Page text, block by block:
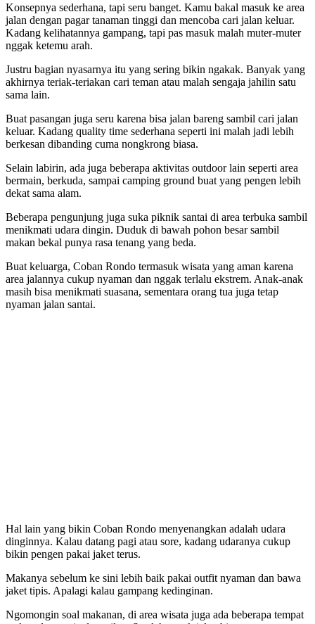
Konsepnya sederhana, tapi seru banget. Kamu bakal masuk ke area
jalan dengan pagar tanaman tinggi dan mencoba cari jalan keluar.
Kadang kelihatannya gampang, tapi pas masuk malah muter-muter
nggak ketemu arah.
Justru bagian nyasarnya itu yang sering bikin ngakak. Banyak yang
akhirnya teriak-teriakan cari teman atau malah sengaja jahilin satu
sama lain.
Buat pasangan juga seru karena bisa jalan bareng sambil cari jalan
keluar. Kadang quality time sederhana seperti ini malah jadi lebih
berkesan dibanding cuma nongkrong biasa.
Selain labirin, ada juga beberapa aktivitas outdoor lain seperti area
bermain, berkuda, sampai camping ground buat yang pengen lebih
dekat sama alam.
Beberapa pengunjung juga suka piknik santai di area terbuka sambil
menikmati udara dingin. Duduk di bawah pohon besar sambil
makan bekal punya rasa tenang yang beda.
Buat keluarga, Coban Rondo termasuk wisata yang aman karena
area jalannya cukup nyaman dan nggak terlalu ekstrem. Anak-anak
masih bisa menikmati suasana, sementara orang tua juga tetap
nyaman jalan santai.
Hal lain yang bikin Coban Rondo menyenangkan adalah udara
dinginnya. Kalau datang pagi atau sore, kadang udaranya cukup
bikin pengen pakai jaket terus.
Makanya sebelum ke sini lebih baik pakai outfit nyaman dan bawa
jaket tipis. Apalagi kalau gampang kedinginan.
Ngomongin soal makanan, di area wisata juga ada beberapa tempat